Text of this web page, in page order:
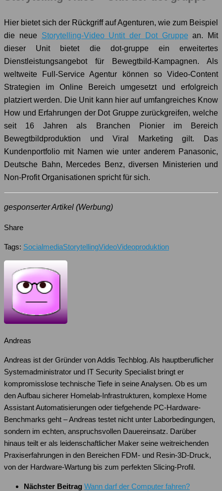
Hier bietet sich der Rückgriff auf Agenturen, wie zum Beispiel
die neue Storytelling-Video Untit der Dot Gruppean. Mit
dieser Unit bietet die dot-gruppe ein erweitertes
Dienstleistungsangebot für Bewegtbild-Kampagnen. Als
weltweite Full-Service Agentur können so Video-Content
Strategien im Online Bereich umgesetzt und erfolgreich
platziert werden. Die Unit kann hier auf umfangreiches Know
How und Erfahrungen der Dot Gruppe zurückgreifen, welche
seit 16 Jahren als Branchen Pionier im Bereich
Bewegtbildproduktion und Viral Marketing gilt. Das
Kundenportfolio mit Namen wie unter anderem Panasonic,
Deutsche Bahn, Mercedes Benz, diversen Ministerien und
Non-Profit Organisationen spricht für sich.
gesponserter Artikel (Werbung)
Share
Tags: SocialmediaStorytellingVideoVideoproduktion
Andreas
Andreas ist der Gründer von Addis Techblog. Als hauptberuflicher
Systemadministrator und IT Security Specialist bringt er
kompromisslose technische Tiefe in seine Analysen. Ob es um
den Aufbau sicherer Homelab-Infrastrukturen, komplexe Home
Assistant Automatisierungen oder tiefgehende PC-Hardware-
Benchmarks geht – Andreas testet nicht unter Laborbedingungen,
sondern im echten, anspruchsvollen Dauereinsatz. Darüber
hinaus teilt er als leidenschaftlicher Maker seine weitreichenden
Praxiserfahrungen in den Bereichen FDM- und Resin-3D-Druck,
von der Hardware-Wartung bis zum perfekten Slicing-Profil.
Nächster Beitrag Wann darf der Computer fahren?